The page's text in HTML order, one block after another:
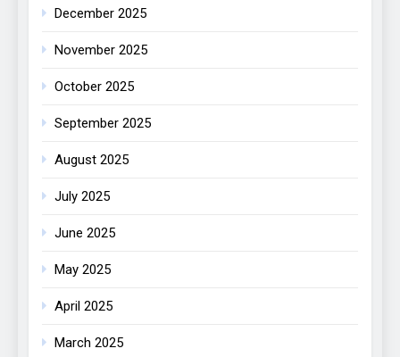
December 2025
November 2025
October 2025
September 2025
August 2025
July 2025
June 2025
May 2025
April 2025
March 2025